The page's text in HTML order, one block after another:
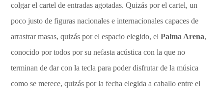
colgar el cartel de entradas agotadas. Quizás por el cartel, un
poco justo de figuras nacionales e internacionales capaces de
arrastrar masas, quizás por el espacio elegido, elPalma Arena,
conocido por todos por su nefasta acústica con la que no
terminan de dar con la tecla para poder disfrutar de la música
como se merece, quizás por la fecha elegida a caballo entre el